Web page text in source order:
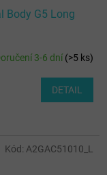
Body G5 Long
3-6 dní(>5 ks)
DETAIL
Kód: A2GAC51010_L